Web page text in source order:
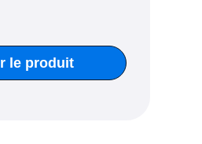
le produit